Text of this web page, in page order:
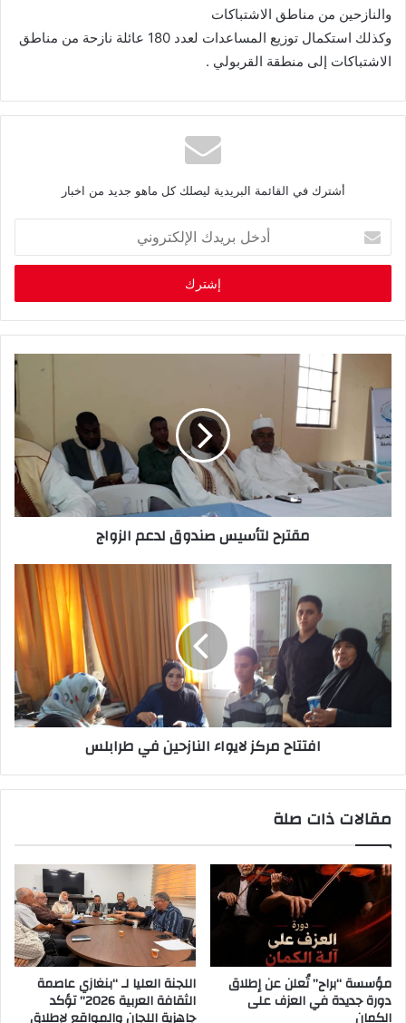
والنازحين من مناطق الاشتباكات
وكذلك استكمال توزيع المساعدات لعدد 180 عائلة نازحة من مناطق
الاشتباكات إلى منطقة القربولي .
أشترك في القائمة البريدية ليصلك كل ماهو جديد من اخبار
خ
ب
ر
ا
ل
إ
ك
مقترح لتأسيس صندوق لدعم الزواج
افتتاح مركز لايواء النازحين في طرابلس
مقالات ذات صلة
مؤسسة “براح” تُعلن عن إطلاق
دورة جديدة في العزف على
الكمان
اللجنة العليا لـ “بنغازي عاصمة
الثقافة العربية 2026” تؤكد
جاهزية اللجان والمواقع لإطلاق